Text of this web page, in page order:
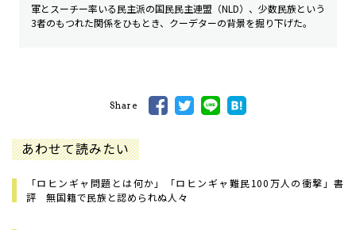
軍とスーチー率いる民主派の国民民主連盟（NLD）、少数民族という
3者のもつれた関係をひもとき、クーデターの背景を掘り下げた。
Share
あわせて読みたい
「ロヒンギャ問題とは何か」「ロヒンギャ難民100万人の衝撃」書
評 無国籍で民族と認められぬ人々